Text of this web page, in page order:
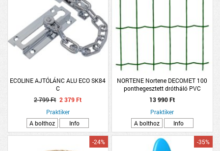
ECOLINE AJTÓLÁNC ALU ECO SK84
C
2 799 Ft 2 379 Ft
Praktiker
A bolthoz
Info
NORTENE Nortene DECOMET 100
ponthegesztett drótháló PVC
bevonattal zöld 1x10m
13 990 Ft
Praktiker
A bolthoz
Info
-24% -35%